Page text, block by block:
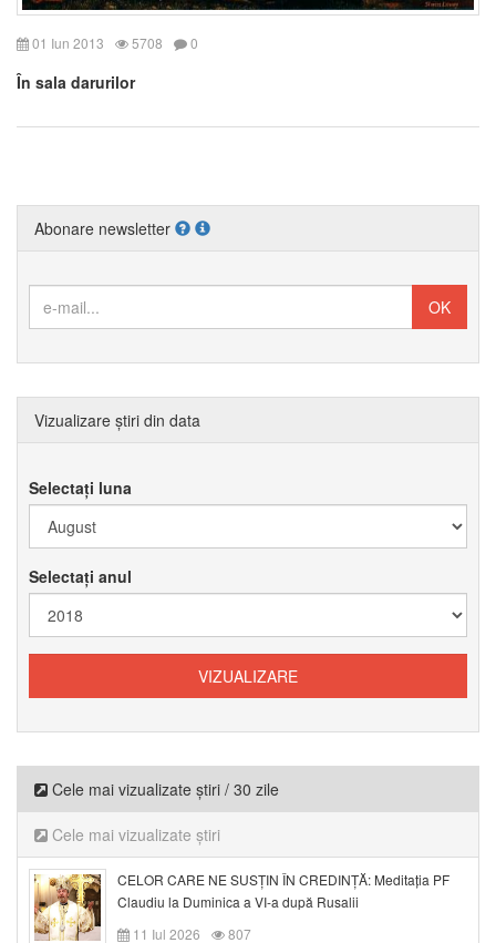
01 Iun 2013 5708 0
În sala darurilor
Abonare newsletter
Vizualizare știri din data
Selectați luna
Selectați anul
Cele mai vizualizate știri / 30 zile
Cele mai vizualizate știri
CELOR CARE NE SUSȚIN ÎN CREDINȚĂ: Meditația PF
Claudiu la Duminica a VI-a după Rusalii
11 Iul 2026
807